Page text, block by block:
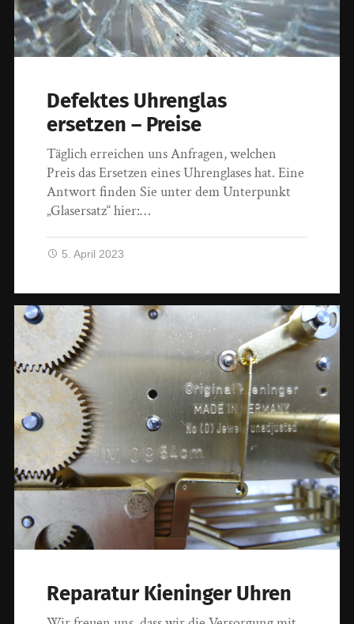
Defektes Uhrenglas
ersetzen – Preise
Täglich erreichen uns Anfragen, welchen
Preis das Ersetzen eines Uhrenglases hat. Eine
Antwort finden Sie unter dem Unterpunkt
„Glasersatz“ hier:…
5. April 2023
Reparatur Kieninger Uhren